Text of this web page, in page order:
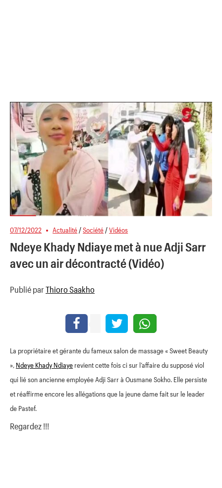
07/12/2022 Actualité /Société /Vidéos
Ndeye Khady Ndiaye met à nue Adji Sarr
avec un air décontracté (Vidéo)
Publié par Thioro Saakho
La propriétaire et gérante du fameux salon de massage « Sweet Beauty
», Ndeye Khady Ndiaye revient cette fois ci sur l’affaire du supposé viol
qui lié son ancienne employée Adji Sarr à Ousmane Sokho. Elle persiste
et réaffirme encore les allégations que la jeune dame fait sur le leader
de Pastef.
Regardez !!!